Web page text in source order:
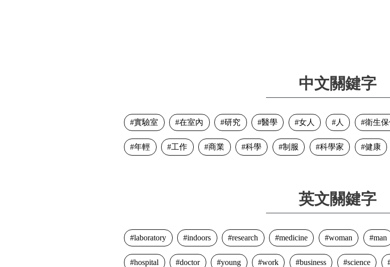
中文關鍵字
實驗室 在室內 研究 醫學 女人 人 衛生
年輕 工作 商業 科學 制服 科學家 健康
英文關鍵字
laboratory indoors research medicine woman man
hospital doctor young work business science